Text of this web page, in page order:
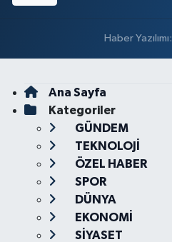
Haber Yazılımı:
Ana Sayfa
Kategoriler
GÜNDEM
TEKNOLOJİ
ÖZEL HABER
SPOR
DÜNYA
EKONOMİ
SİYASET